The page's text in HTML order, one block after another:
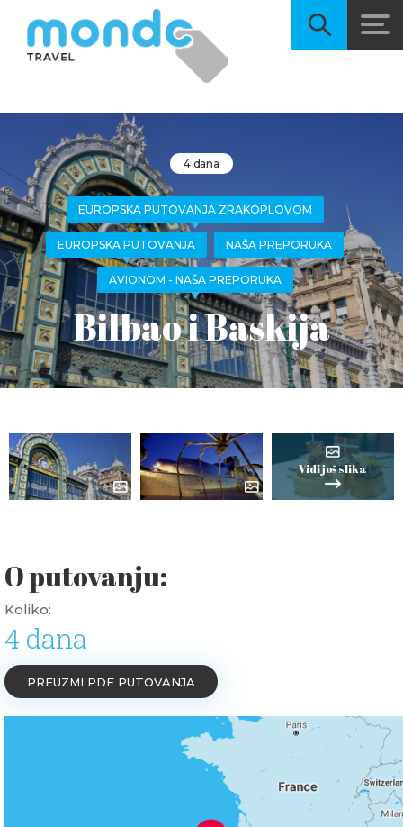
4 dana
EUROPSKA PUTOVANJA ZRAKOPLOVOM
EUROPSKA PUTOVANJA NAŠA PREPORUKA
AVIONOM - NAŠA PREPORUKA
Bilbao i Baskija
Vidi još slika
O putovanju:
Koliko:
4 dana
PREUZMI PDF PUTOVANJA